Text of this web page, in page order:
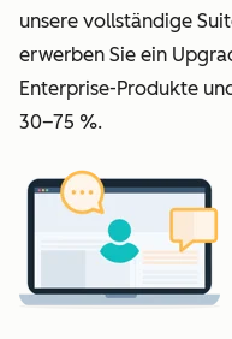
unsere vollständige
erwerben Sie ein
Enterprise-Produkte
30–75 %.